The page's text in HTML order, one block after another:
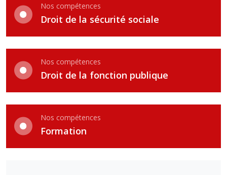
Nos compétences
Droit de la sécurité sociale
Nos compétences
Droit de la fonction publique
Nos compétences
Formation